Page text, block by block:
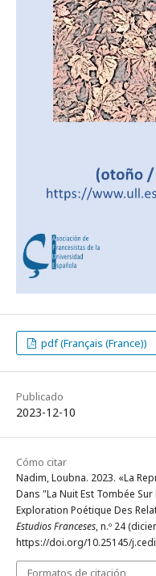
pdf (Français (France))
Publicado
2023-12-10
Cómo citar
Nadim, Loubna. 2023. «La
Dans "La Nuit Est Tombée
Exploration Poétique Des
Estudios Franceses, n.º 24
https://doi.org/10.25145/
Formatos de citación